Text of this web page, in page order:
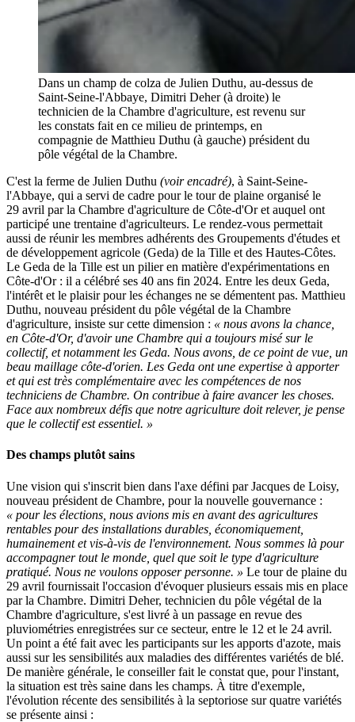
Dans un champ de colza de Julien Duthu, au-dessus de
Saint-Seine-l'Abbaye, Dimitri Deher (à droite) le
technicien de la Chambre d'agriculture, est revenu sur
les constats fait en ce milieu de printemps, en
compagnie de Matthieu Duthu (à gauche) président du
pôle végétal de la Chambre.
C'est la ferme de Julien Duthu (voir encadré), à Saint-Seine-
l'Abbaye, qui a servi de cadre pour le tour de plaine organisé le
29 avril par la Chambre d'agriculture de Côte-d'Or et auquel ont
participé une trentaine d'agriculteurs. Le rendez-vous permettait
aussi de réunir les membres adhérents des Groupements d'études et
de développement agricole (Geda) de la Tille et des Hautes-Côtes.
Le Geda de la Tille est un pilier en matière d'expérimentations en
Côte-d'Or : il a célébré ses 40 ans fin 2024. Entre les deux Geda,
l'intérêt et le plaisir pour les échanges ne se démentent pas. Matthieu
Duthu, nouveau président du pôle végétal de la Chambre
d'agriculture, insiste sur cette dimension : « nous avons la chance,
en Côte-d'Or, d'avoir une Chambre qui a toujours misé sur le
collectif, et notamment les Geda. Nous avons, de ce point de vue, un
beau maillage côte-d'orien. Les Geda ont une expertise à apporter
et qui est très complémentaire avec les compétences de nos
techniciens de Chambre. On contribue à faire avancer les choses.
Face aux nombreux défis que notre agriculture doit relever, je pense
que le collectif est essentiel. »
Des champs plutôt sains
Une vision qui s'inscrit bien dans l'axe défini par Jacques de Loisy,
nouveau président de Chambre, pour la nouvelle gouvernance :
« pour les élections, nous avions mis en avant des agricultures
rentables pour des installations durables, économiquement,
humainement et vis-à-vis de l'environnement. Nous sommes là pour
accompagner tout le monde, quel que soit le type d'agriculture
pratiqué. Nous ne voulons opposer personne. » Le tour de plaine du
29 avril fournissait l'occasion d'évoquer plusieurs essais mis en place
par la Chambre. Dimitri Deher, technicien du pôle végétal de la
Chambre d'agriculture, s'est livré à un passage en revue des
pluviométries enregistrées sur ce secteur, entre le 12 et le 24 avril.
Un point a été fait avec les participants sur les apports d'azote, mais
aussi sur les sensibilités aux maladies des différentes variétés de blé.
De manière générale, le conseiller fait le constat que, pour l'instant,
la situation est très saine dans les champs. À titre d'exemple,
l'évolution récente des sensibilités à la septoriose sur quatre variétés
se présente ainsi :